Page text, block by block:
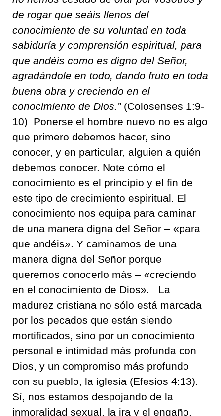
de rogar que seáis llenos del
conocimiento de su voluntad en toda
sabiduría y comprensión espiritual, para
que andéis como es digno del Señor,
agradándole en todo, dando fruto en toda
buena obra y creciendo en el
conocimiento de Dios.”(Colosenses 1:9-
10)
Ponerse el hombre nuevo no es algo
que primero debemos hacer, sino
conocer, y en particular, alguien a quién
debemos conocer. Note cómo el
conocimiento es el principio y el fin de
este tipo de crecimiento espiritual. El
conocimiento nos equipa para caminar
de una manera digna del Señor – «para
que andéis». Y caminamos de una
manera digna del Señor porque
queremos conocerlo más – «creciendo
en el conocimiento de Dios».
La
madurez cristiana no sólo está marcada
por los pecados que están siendo
mortificados, sino por un conocimiento
personal e intimidad más profunda con
Dios, y un compromiso más profundo
con su pueblo, la iglesia (Efesios 4:13).
Sí, nos estamos despojando de la
inmoralidad sexual, la ira y el engaño.